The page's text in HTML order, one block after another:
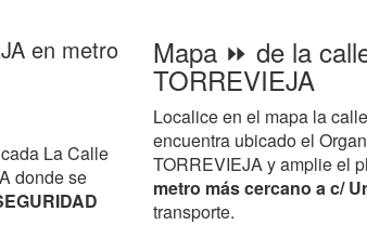
en metro
La Calle
donde se
Mapa ⏩ de la
TORREVIEJA
Localice en el mapa la
encuentra ubicado el
TORREVIEJA y amplie el
metro más cercano a c/
transporte.